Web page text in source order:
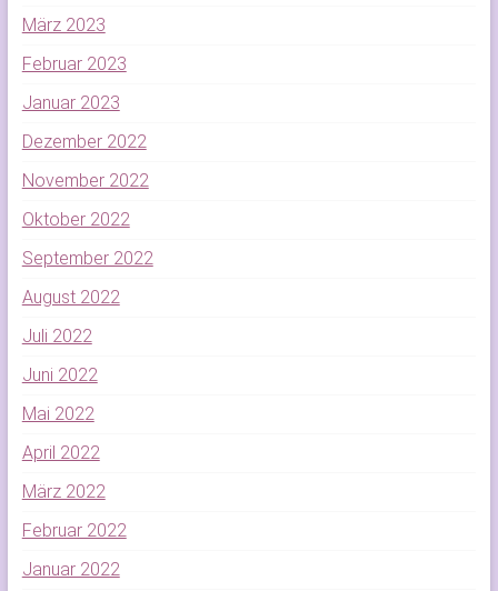
März 2023
Februar 2023
Januar 2023
Dezember 2022
November 2022
Oktober 2022
September 2022
August 2022
Juli 2022
Juni 2022
Mai 2022
April 2022
März 2022
Februar 2022
Januar 2022